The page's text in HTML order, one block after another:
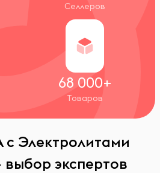
Селлеров
68 000+
Товаров
с Электролитами
экспертов